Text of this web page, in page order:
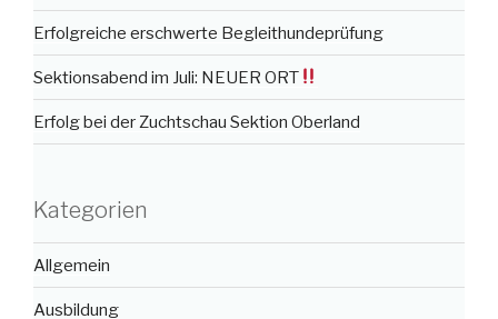
Erfolgreiche erschwerte Begleithundeprüfung
Sektionsabend im Juli: NEUER ORT
Erfolg bei der Zuchtschau Sektion Oberland
Kategorien
Allgemein
Ausbildung